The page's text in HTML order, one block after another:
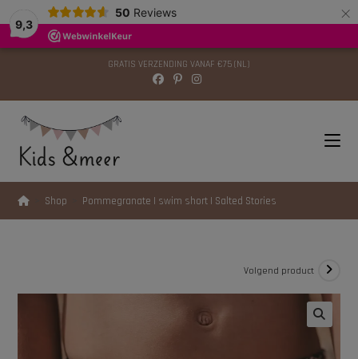
9,3
50 Reviews ×
GRATIS VERZENDING VANAF €75 (NL)
Shop Pommegranate | swim short | Salted Stories
Volgend product